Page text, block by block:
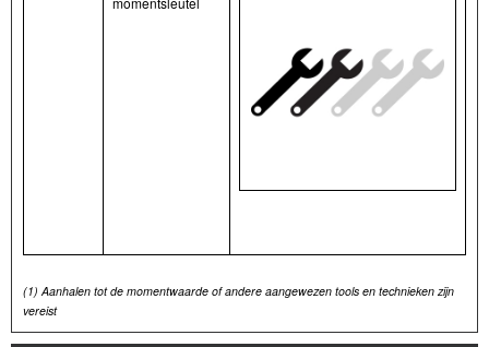
(1) Aanhalen tot de momentwaarde of andere aangewezen tools en technieken zijn
vereist